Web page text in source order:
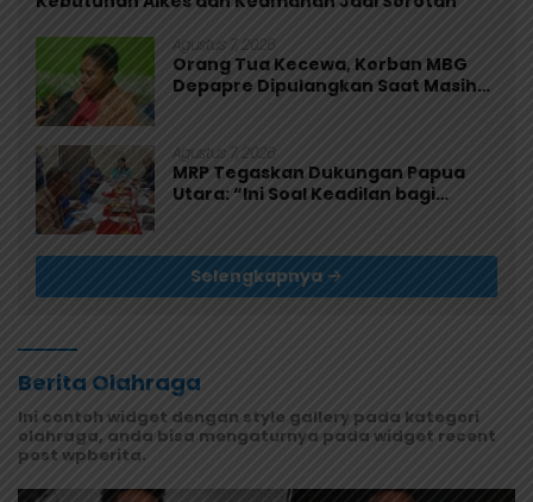
Agustus 7, 2026
Orang Tua Kecewa, Korban MBG
Depapre Dipulangkan Saat Masih
Agustus 7, 2026
MRP Tegaskan Dukungan Papua
Utara: “Ini Soal Keadilan bagi
Selengkapnya
Berita Olahraga
Ini contoh widget dengan style gallery pada kategori
olahraga, anda bisa mengaturnya pada widget recent
post wpberita.